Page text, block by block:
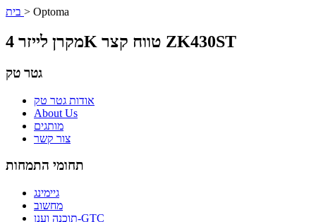
> Optoma
מקרן לייזר 4K טווח קצר ZK430ST
גטר טק
אודות גטר טק
About Us
מותגים
צור קשר
תחומי התמחות
גיימינג
מחשוב
תוכנה וענן-GTC